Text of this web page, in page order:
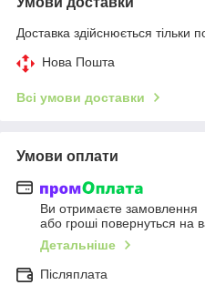
Доставка здійснюється тільки
Нова Пошта
Всі умови доставки
Умови оплати
Ви отримаєте замовлення
або гроші повернуться на
Детальніше
Післяплата